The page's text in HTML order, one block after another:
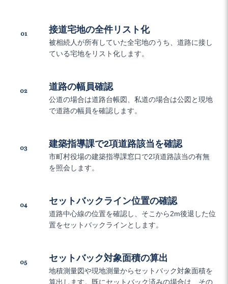
01 接道宅地の全件リスト化
被相続人が所有していた全宅地のうち、道路に接し
ている宅地をリスト化します。
02 道路の幅員確認
公道の場合は道路台帳図、私道の場合は公図と現地
で道路の幅員を確認します。
03 建築指導課で2項道路該当を確認
市町村役場の建築指導課窓口で2項道路該当の有無
を照会します。
04 セットバックライン位置の確認
道路中心線の位置を確認し、そこから2m後退した位
置をセットバックラインとします。
05 セットバック対象面積の算出
地積測量図や現地測量からセットバック対象面積を
算出します。既にセットバック済みの場合は、その